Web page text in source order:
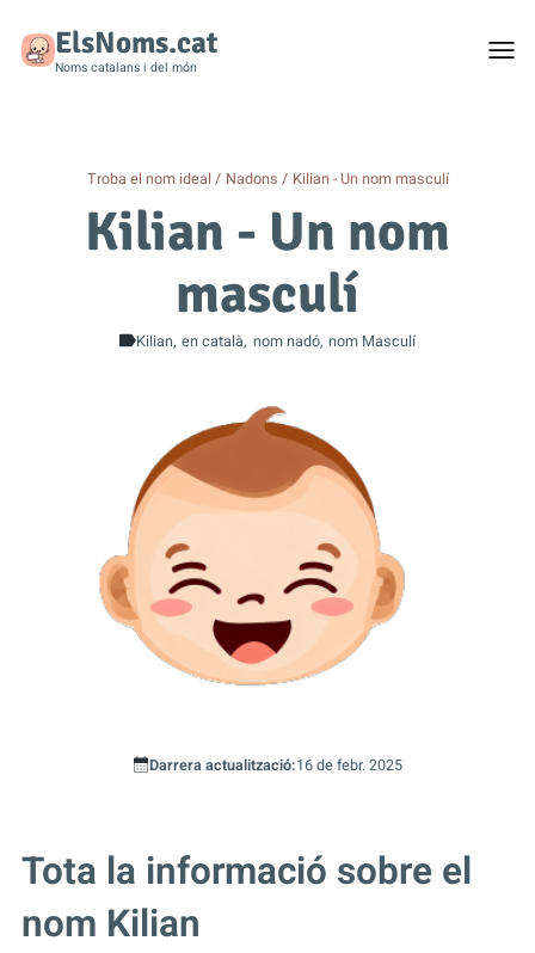
ElsNoms.cat
Noms catalans i del món
Troba el nom ideal Nadons Kilian - Un nom masculí
Kilian - Un nom
masculí
Kilian en català nom nadó nom Masculí
Darrera actualització:16 de febr. 2025
Tota la informació sobre el
nom Kilian